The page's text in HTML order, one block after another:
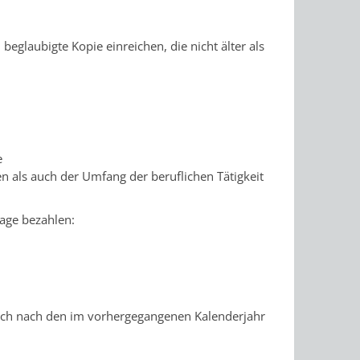
Kopie einreichen, die nicht älter als
als auch der Umfang der beruflichen Tätigkeit
bezahlen:
nach den im vorhergegangenen Kalenderjahr